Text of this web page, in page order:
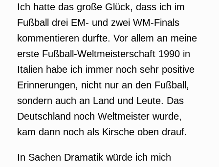
Ich hatte das große Glück, dass ich im
Fußball drei EM- und zwei WM-Finals
kommentieren durfte. Vor allem an meine
erste Fußball-Weltmeisterschaft 1990 in
Italien habe ich immer noch sehr positive
Erinnerungen, nicht nur an den Fußball,
sondern auch an Land und Leute. Das
Deutschland noch Weltmeister wurde,
kam dann noch als Kirsche oben drauf.
In Sachen Dramatik würde ich mich